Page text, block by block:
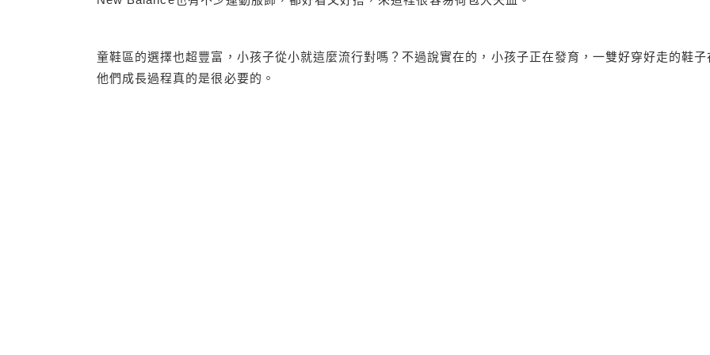
童鞋區的選擇也超豐富，小孩子從小就這麼流行對嗎？不過說實在的，小孩子正在發育，一雙好穿好走的鞋子
他們成長過程真的是很必要的。